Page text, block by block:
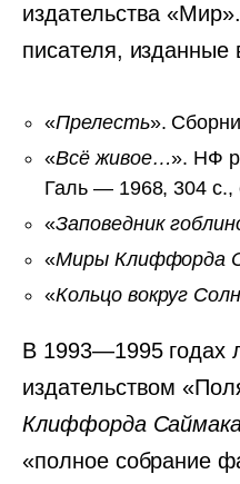
издательства
писателя, изданные
«Прелесть».
«Всё живое…». НФ
Галь — 1968, 304 с.,
«Заповедник
«Миры Клиффорда
«Кольцо вокруг
В 1993—1995 годах
издательством
Клиффорда
«полное собрание